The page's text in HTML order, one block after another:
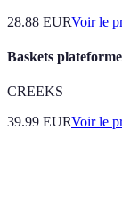
28.88 EURVoir le
Baskets
CREEKS
39.99 EURVoir le